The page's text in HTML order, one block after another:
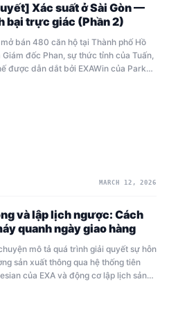
Xác suất ở Sài Gòn —
bại trực giác (Phần 2)
bán 480 căn hộ tại Thành phố Hồ
đốc Phan, sự thức tỉnh của Tuấn,
được dẫn dắt bởi EXAWin của Park
MARCH 12, 2026
và lập lịch ngược: Cách
quanh ngày giao hàng
mô tả quá trình giải quyết sự hỗn
sản xuất thông qua hệ thống tiên
của EXA và động cơ lập lịch sản
xác điểm nghẽn của quy trình.